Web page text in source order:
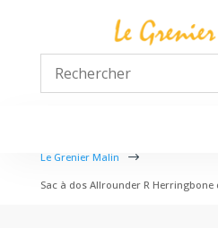
Le Grenier Malin $
Sac à dos Allrounder R Herringbone